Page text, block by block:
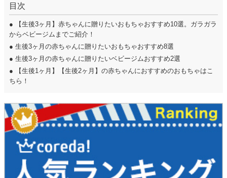
目次
● 【生後3ヶ月】赤ちゃんに贈りたいおもちゃおすすめ10選。ガラガラ
からベビージムまでご紹介！
● 生後3ヶ月の赤ちゃんに贈りたいおもちゃおすすめ8選
● 生後3ヶ月の赤ちゃんに贈りたいベビージムおすすめ2選
● 【生後1ヶ月】【生後2ヶ月】の赤ちゃんにおすすめのおもちゃはこ
ちら！